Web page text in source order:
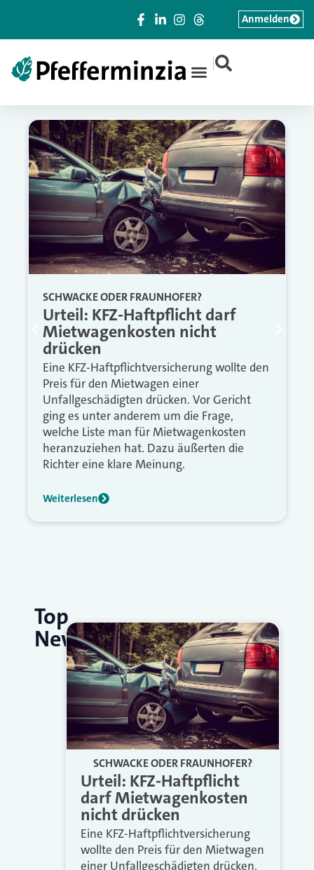
|
Anmelden
SCHWACKE ODER FRAUNHOFER?
Urteil: KFZ-Haftpflicht darf
Mietwagenkosten nicht
drücken
Eine KFZ-Haftpflichtversicherung wollte den
Preis für den Mietwagen einer
Unfallgeschädigten drücken. Vor Gericht
ging es unter anderem um die Frage,
welche Liste man für Mietwagenkosten
heranzuziehen hat. Dazu äußerten die
Richter eine klare Meinung.
Weiterlesen
Top
News
SCHWACKE ODER FRAUNHOFER?
Urteil: KFZ-Haftpflicht
darf Mietwagenkosten
nicht drücken
Eine KFZ-Haftpflichtversicherung
wollte den Preis für den Mietwagen
einer Unfallgeschädigten drücken.